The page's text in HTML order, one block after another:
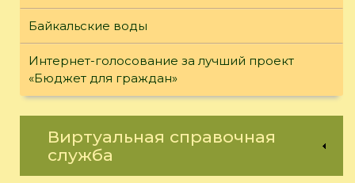
Байкальские воды
Интернет-голосование за лучший проект
«Бюджет для граждан»
Виртуальная справочная
служба